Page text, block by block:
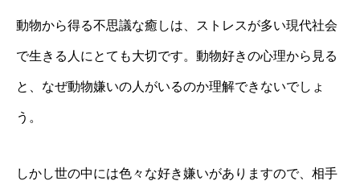
動物から得る不思議な癒しは、ストレスが多い現代社会
で生きる人にとても大切です。動物好きの心理から見る
と、なぜ動物嫌いの人がいるのか理解できないでしょ
う。
しかし世の中には色々な好き嫌いがありますので、相手